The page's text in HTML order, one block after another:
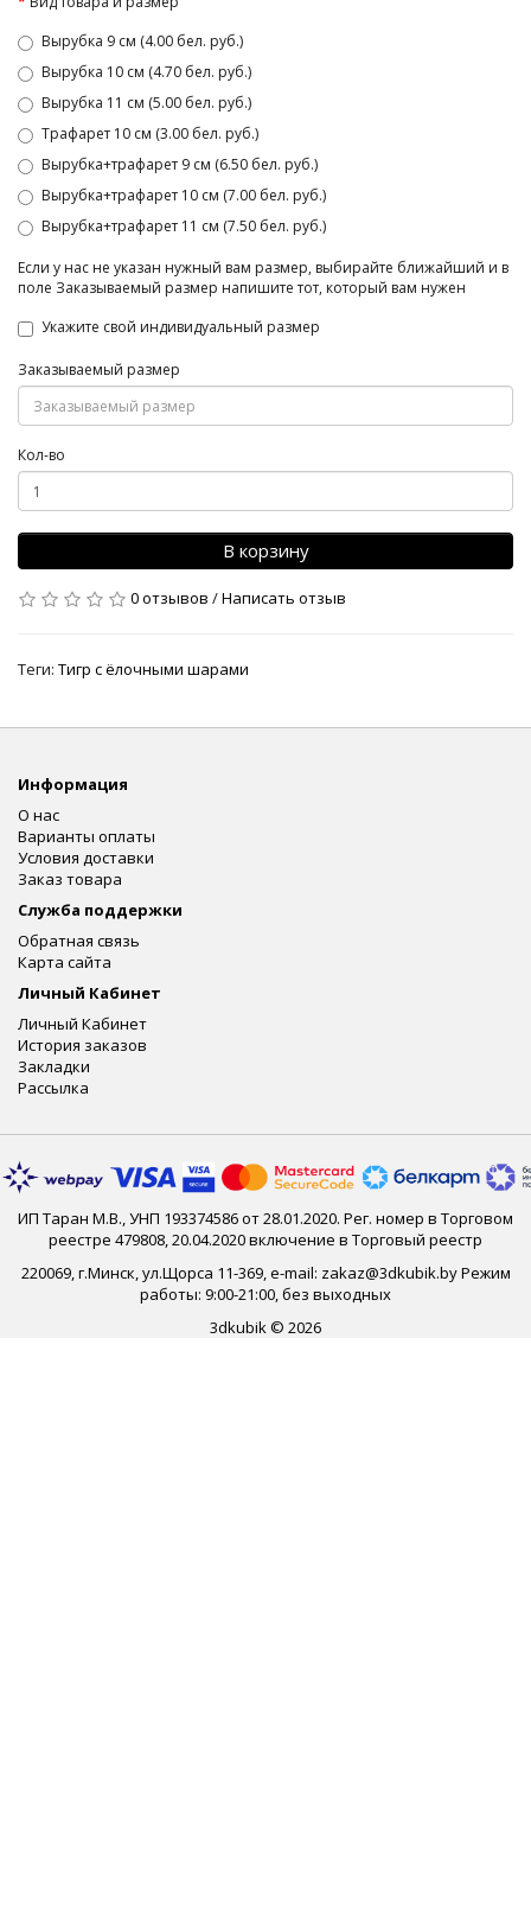
Вырубка 9 см (4.00 бел. руб.)
Вырубка 10 см (4.70 бел. руб.)
Вырубка 11 см (5.00 бел. руб.)
Трафарет 10 см (3.00 бел. руб.)
Вырубка+трафарет 9 см (6.50 бел. руб.)
Вырубка+трафарет 10 см (7.00 бел. руб.)
Вырубка+трафарет 11 см (7.50 бел. руб.)
Если у нас не указан нужный вам размер, выбирайте ближайший и в
поле Заказываемый размер напишите тот, который вам нужен
Укажите свой индивидуальный размер
Заказываемый размер
Кол-во
В корзину
0 отзывов /Написать отзыв
Теги: Тигр с ёлочными шарами
Информация
О нас
Варианты оплаты
Условия доставки
Заказ товара
Служба поддержки
Обратная связь
Карта сайта
Личный Кабинет
Личный Кабинет
История заказов
Закладки
Рассылка
ИП Таран М.В., УНП 193374586 от 28.01.2020. Рег. номер в Торговом
реестре 479808, 20.04.2020 включение в Торговый реестр
220069, г.Минск, ул.Щорса 11-369, e-mail: zakaz@3dkubik.by Режим
работы: 9:00-21:00, без выходных
3dkubik © 2026